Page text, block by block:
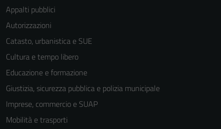
Appalti pubblici
Autorizzazioni
Catasto, urbanistica e SUE
Cultura e tempo libero
Educazione e formazione
Giustizia, sicurezza pubblica e polizia municipale
Imprese, commercio e SUAP
Mobilità e trasporti
del sito e non